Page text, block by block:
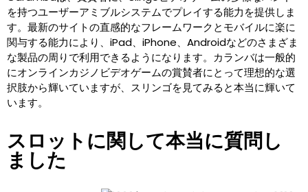
を持つユーザーアミブルシステムでプレイする能力を提供しま
す。最新のサイトの直感的なフレームワークとモバイルに楽に
関与する能力により、iPad、iPhone、Androidなどのさまざま
な製品の周りで利用できるようになります。カランバは一般的
にオンラインカジノビデオゲームの賞賛者にとって理想的な選
択肢から輝いていますが、スリンゴを見てみると本当に輝いて
います。
スロットに関して本当に質問し
ました